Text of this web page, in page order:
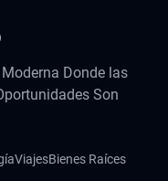
Donde las
Son
ViajesBienes Raíces